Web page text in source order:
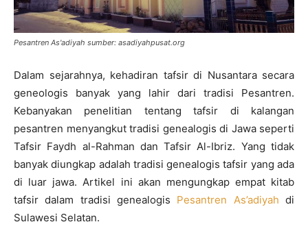
Pesantren As'adiyah sumber: asadiyahpusat.org
Dalam sejarahnya, kehadiran tafsir di Nusantara secara
geneologis banyak yang lahir dari tradisi Pesantren.
Kebanyakan penelitian tentang tafsir di kalangan
pesantren menyangkut tradisi genealogis di Jawa seperti
Tafsir Faydh al-Rahman dan Tafsir Al-Ibriz. Yang tidak
banyak diungkap adalah tradisi genealogis tafsir yang ada
di luar jawa. Artikel ini akan mengungkap empat kitab
tafsir dalam tradisi genealogis Pesantren As’adiyah di
Sulawesi Selatan.